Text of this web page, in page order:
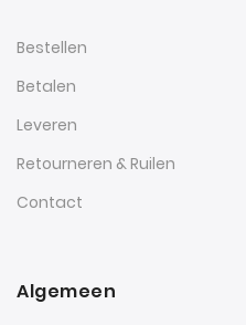
Bestellen
Betalen
Leveren
Retourneren & Ruilen
Contact
Algemeen